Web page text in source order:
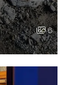
Liczba
6